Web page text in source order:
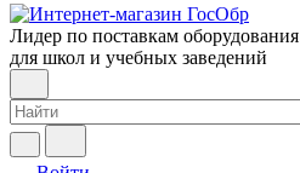
Лидер по поставкам оборудования
для школ и учебных заведений